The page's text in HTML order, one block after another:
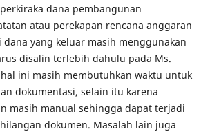
dana pembangunan
atau perekapan rencana anggaran
dana yang keluar masih menggunakan
disalin terlebih dahulu pada Ms.
ini masih membutuhkan waktu untuk
dokumentasi, selain itu karena
masih manual sehingga dapat terjadi
dokumen. Masalah lain juga